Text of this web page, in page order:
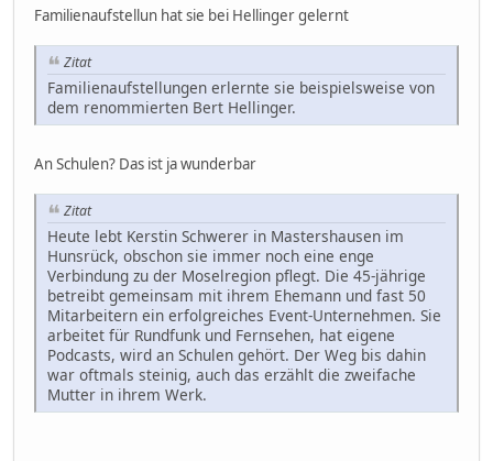
Familienaufstellun hat sie bei Hellinger gelernt
Zitat
Familienaufstellungen erlernte sie beispielsweise von
dem renommierten Bert Hellinger.
An Schulen? Das ist ja wunderbar
Zitat
Heute lebt Kerstin Schwerer in Mastershausen im
Hunsrück, obschon sie immer noch eine enge
Verbindung zu der Moselregion pflegt. Die 45-jährige
betreibt gemeinsam mit ihrem Ehemann und fast 50
Mitarbeitern ein erfolgreiches Event-Unternehmen. Sie
arbeitet für Rundfunk und Fernsehen, hat eigene
Podcasts, wird an Schulen gehört. Der Weg bis dahin
war oftmals steinig, auch das erzählt die zweifache
Mutter in ihrem Werk.